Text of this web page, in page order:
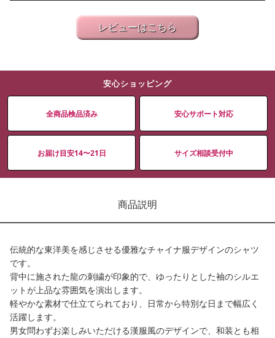
レビューはこちら
安心ショッピング
全商品検品済み 安心サポート対応
お届け目安14〜21日 サイズ相談受付中
商品説明
伝統的な東洋美を感じさせる優雅なチャイナ服デザインのシャツ
です。
背中に施された龍の刺繍が印象的で、ゆったりとした袖のシルエ
ットが上品な雰囲気を演出します。
軽やかな素材で仕立てられており、日常から特別な日まで幅広く
活躍します。
男女問わずお楽しみいただける漢服風のデザインで、和装とも相